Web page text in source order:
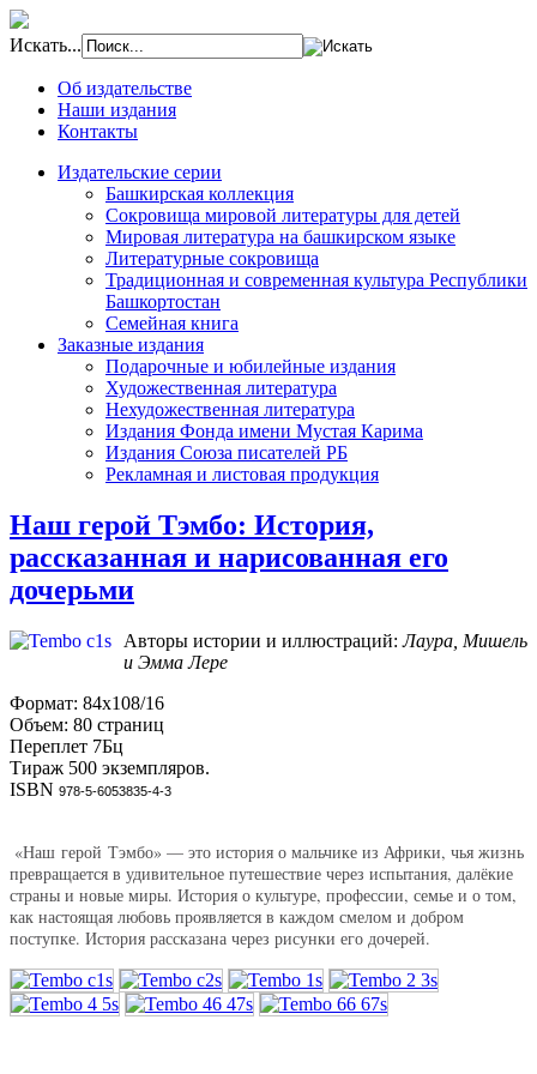
Искать...
Об издательстве
Наши издания
Контакты
Издательские серии
Башкирская коллекция
Сокровища мировой литературы для детей
Мировая литература на башкирском языке
Литературные сокровища
Традиционная и современная культура Республики
Башкортостан
Семейная книга
Заказные издания
Подарочные и юбилейные издания
Художественная литература
Нехудожественная литература
Издания Фонда имени Мустая Карима
Издания Союза писателей РБ
Рекламная и листовая продукция
Наш герой Тэмбо: История,
рассказанная и нарисованная его
дочерьми
Авторы истории и иллюстраций:Лаура, Мишель
и Эмма Лере
Формат: 84х108/16
Объем: 80 страниц
Переплет 7Бц
Тираж 500 экземпляров.
ISBN 978-5-6053835-4-3
«Наш герой Тэмбо» — это история о мальчике из Африки, чья жизнь
превращается в удивительное путешествие через испытания, далёкие
страны и новые миры. История о культуре, профессии, семье и о том,
как настоящая любовь проявляется в каждом смелом и добром
поступке. История рассказана через рисунки его дочерей.